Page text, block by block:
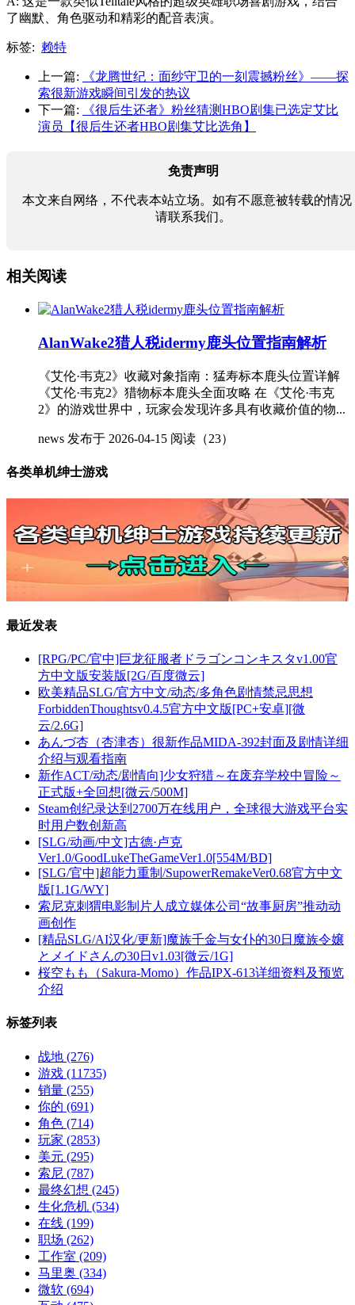
了幽默、角色驱动和精彩的配音表演。
标签: 赖特
上一篇:
《龙腾世纪：面纱守卫的一刻震撼粉丝》——探
索很新游戏瞬间引发的热议
下一篇:
《很后生还者》粉丝猜测HBO剧集已选定艾比
演员【很后生还者HBO剧集艾比选角】
免责声明
本文来自网络，不代表本站立场。如有不愿意被转载的情况
请联系我们。
相关阅读
AlanWake2猎人税idermy鹿头位置指南解析
《艾伦·韦克2》收藏对象指南：猛寿标本鹿头位置详解
《艾伦·韦克2》猎物标本鹿头全面攻略 在《艾伦·韦克
2》的游戏世界中，玩家会发现许多具有收藏价值的物...
news 发布于 2026-04-15 阅读（23）
各类单机绅士游戏
最近发表
[RPG/PC/官中]巨龙征服者ドラゴンコンキスタv1.00官
方中文版安装版[2G/百度微云]
欧美精品SLG/官方中文/动态/多角色剧情禁忌思想
ForbiddenThoughtsv0.4.5官方中文版[PC+安卓][微
云/2.6G]
あんづ杏（杏津杏）很新作品MIDA-392封面及剧情详细
介绍与观看指南
新作ACT/动态/剧情向]少女狩猎～在废弃学校中冒险～
正式版+全回想[微云/500M]
Steam创纪录达到2700万在线用户，全球很大游戏平台实
时用户数创新高
[SLG/动画/中文]古德·卢克
Ver1.0/GoodLukeTheGameVer1.0[554M/BD]
[SLG/官中]超能力重制/SupowerRemakeVer0.68官方中文
版[1.1G/WY]
索尼克刺猬电影制片人成立媒体公司“故事厨房”推动动
画创作
[精品SLG/AI汉化/更新]魔族千金与女仆的30日魔族令嬢
とメイドさんの30日v1.03[微云/1G]
桜空もも（Sakura-Momo）作品IPX-613详细资料及预览
介绍
标签列表
战地 (276)
游戏 (11735)
销量 (255)
你的 (691)
角色 (714)
玩家 (2853)
美元 (295)
索尼 (787)
最终幻想 (245)
生化危机 (534)
在线 (199)
职场 (262)
工作室 (209)
马里奥 (334)
微软 (694)